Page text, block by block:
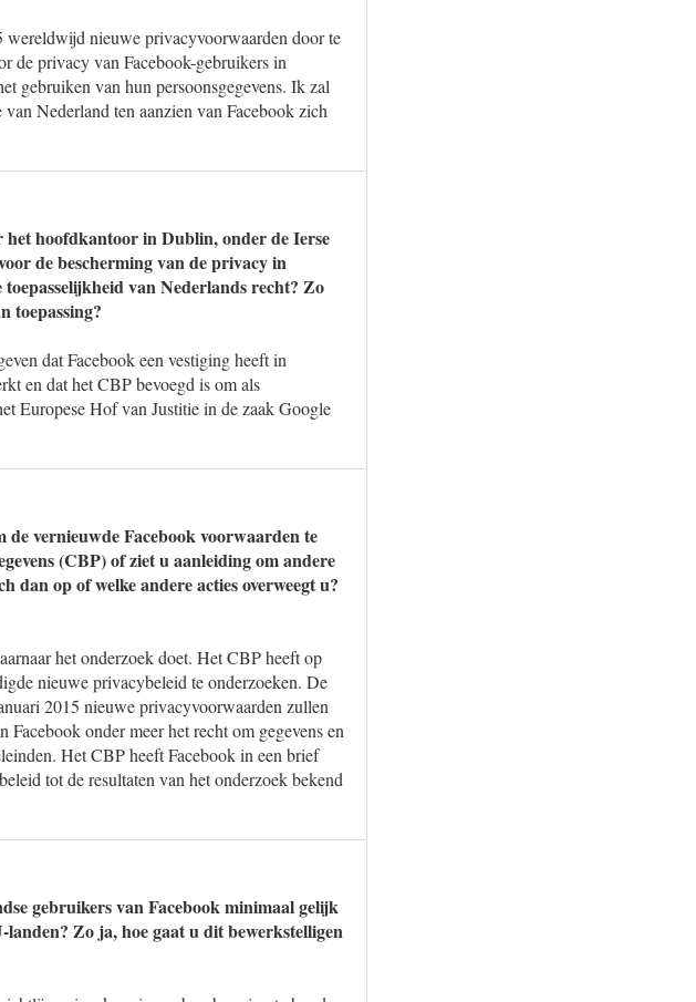
wereldwijd nieuwe privacyvoorwaarden door te
de privacy van Facebook-gebruikers in
gebruiken van hun persoonsgegevens. Ik zal
Nederland ten aanzien van Facebook zich
het hoofdkantoor in Dublin, onder de Ierse
de bescherming van de privacy in
van Nederlands recht? Zo
toepassing?
dat Facebook een vestiging heeft in
en dat het CBP bevoegd is om als
Europese Hof van Justitie in de zaak Google
vernieuwde Facebook voorwaarden te
(CBP) of ziet u aanleiding om andere
op of welke andere acties overweegt u?
het onderzoek doet. Het CBP heeft op
nieuwe privacybeleid te onderzoeken. De
2015 nieuwe privacyvoorwaarden zullen
onder meer het recht om gegevens en
Het CBP heeft Facebook in een brief
tot de resultaten van het onderzoek bekend
gebruikers van Facebook minimaal gelijk
Zo ja, hoe gaat u dit bewerkstelligen